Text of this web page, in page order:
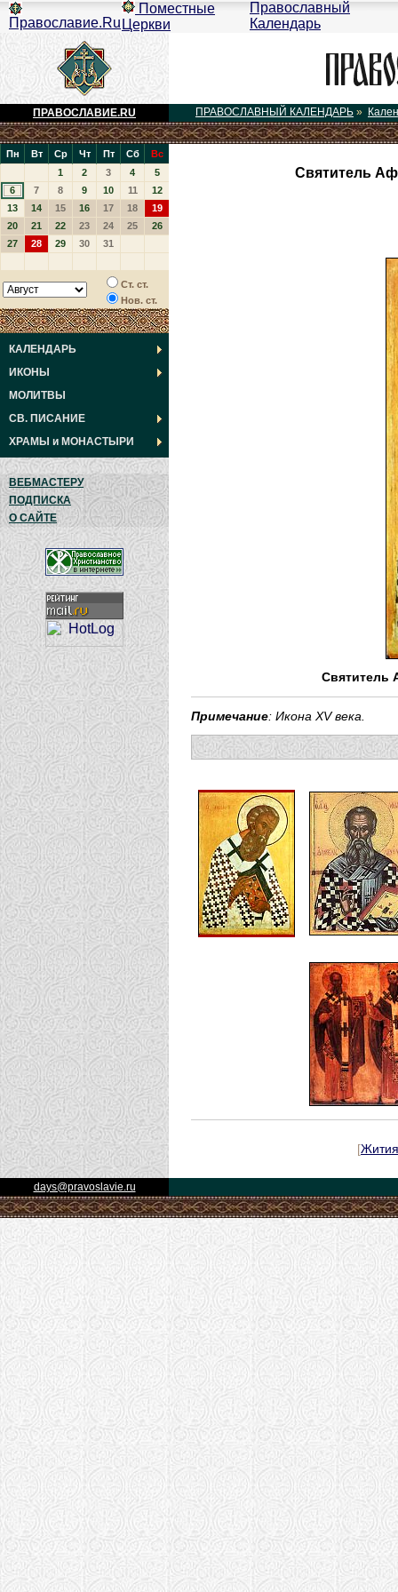
Православие.Ru
Поместные
Церкви
Православный
Календарь
ПРАВОСЛАВИЕ.RU ПРАВОСЛАВНЫЙ КАЛЕНДАРЬ »
Пн Вт Ср Чт Пт Сб
Вс
1
2 3 4
5
6
7 8 9 10 11
12
13
14 15 16 17 18
19
20
21 22 23 24 25
26
27
28 29 30 31
Ст. ст.
Нов. ст.
КАЛЕНДАРЬ
ИКОНЫ
МОЛИТВЫ
СВ. ПИСАНИЕ
ХРАМЫ и МОНАСТЫРИ
ВЕБМАСТЕРУ
ПОДПИСКА
О САЙТЕ
Святитель
Святитель
Примечание: Икона XV века.
[Жития
days@pravoslavie.ru